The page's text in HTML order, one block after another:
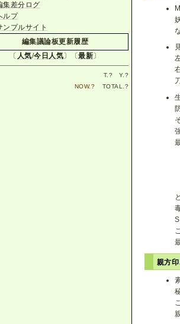
親方
集差分ログ
ルプ
ンプルサイト
編集議論板更新履歴
〔 人気/今日人気〕〔最新〕
T. ? Y. ?
NOW.? TOTAL. ?